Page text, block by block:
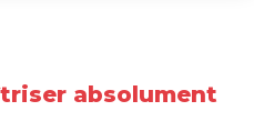
absolument